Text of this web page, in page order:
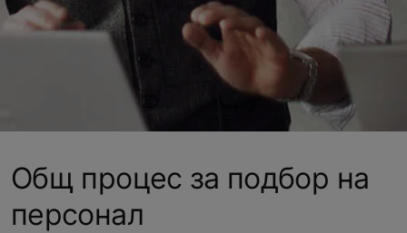
Общ процес за подбор на
персонал